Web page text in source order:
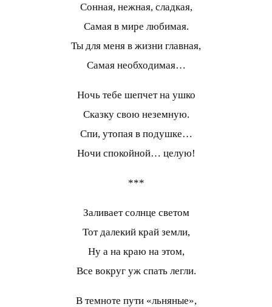
Сонная, нежная, сладкая,
Самая в мире любимая.
Ты для меня в жизни главная,
Самая необходимая…
Ночь тебе шепчет на ушко
Сказку свою неземную.
Спи, утопая в подушке…
Ночи спокойной… целую!
***
Заливает солнце светом
Тот далекий край земли,
Ну а на краю на этом,
Все вокруг уж спать легли.
В темноте пути «льняные»,